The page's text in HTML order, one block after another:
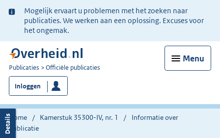
Ter
informatie:
Mogelijk ervaart u problemen met het zoeken naar
publicaties. We werken aan een oplossing. Excuses voor
het ongemak.
Menu
U
bent
nu
hier:
Publicaties Officiële publicaties
Inloggen
Home Kamerstuk 35300-IV, nr. 1
Informatie over
publicatie